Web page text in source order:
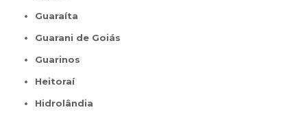
Guaraíta
Guarani de Goiás
Guarinos
Heitoraí
Hidrolândia